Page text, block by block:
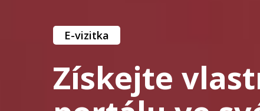
E-vizitka
Získejte